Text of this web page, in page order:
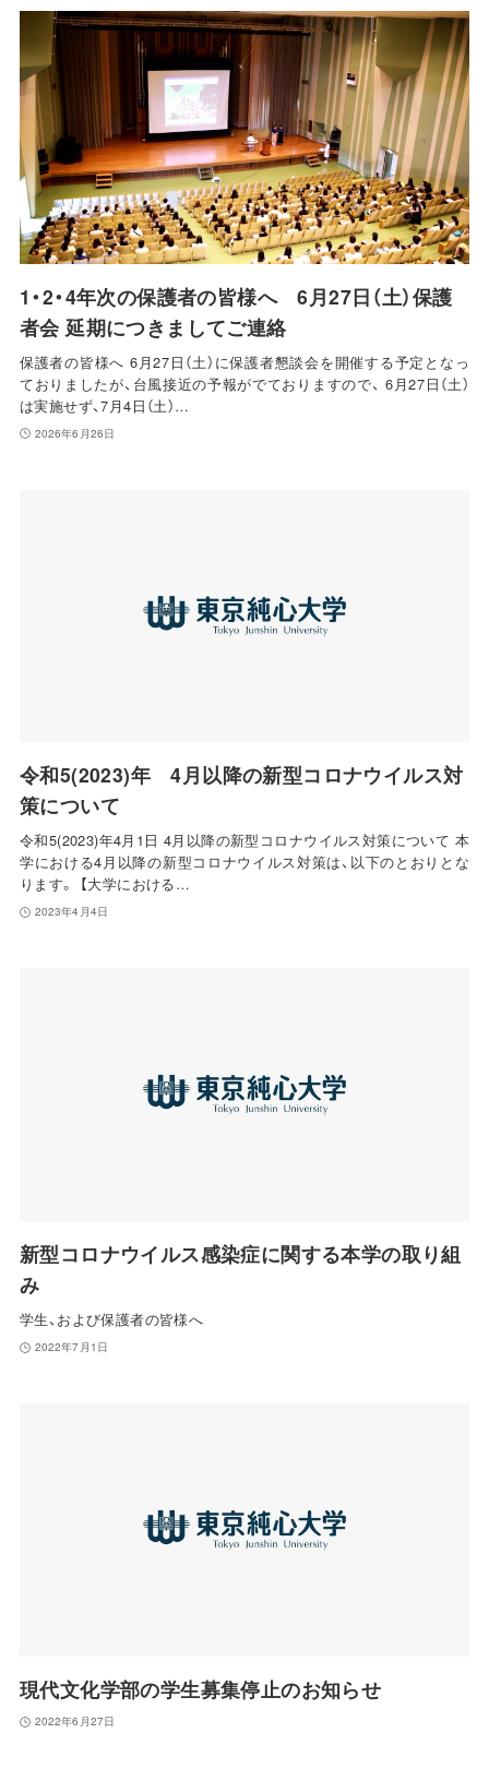
1・2・4年次の保護者の皆様へ 6月27日（土）保護
者会 延期につきましてご連絡
保護者の皆様へ 6月27日（土）に保護者懇談会を開催する予定となっ
ておりましたが、台風接近の予報がでておりますので、 6月27日（土）
は実施せず、7月4日（土）…
2026年6月26日
令和5(2023)年 4月以降の新型コロナウイルス対
策について
令和5(2023)年4月1日 4月以降の新型コロナウイルス対策について 本
学における4月以降の新型コロナウイルス対策は、以下のとおりとな
ります。 【大学における…
2023年4月4日
新型コロナウイルス感染症に関する本学の取り組
み
学生、および保護者の皆様へ
2022年7月1日
現代文化学部の学生募集停止のお知らせ
2022年6月27日